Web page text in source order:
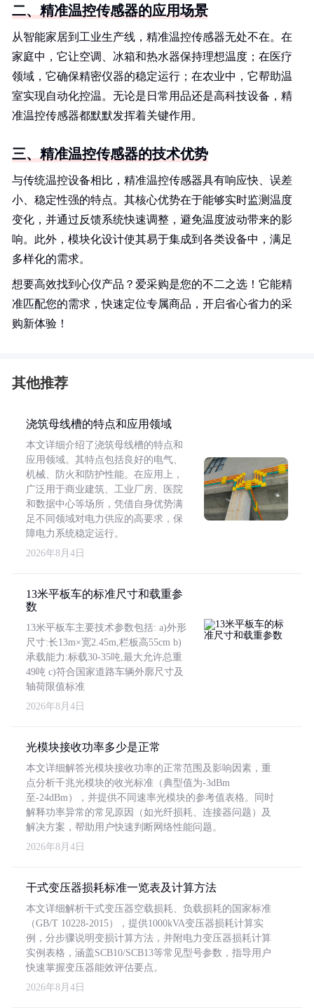
二、精准温控传感器的应用场景
从智能家居到工业生产线，精准温控传感器无处不在。在
家庭中，它让空调、冰箱和热水器保持理想温度；在医疗
领域，它确保精密仪器的稳定运行；在农业中，它帮助温
室实现自动化控温。无论是日常用品还是高科技设备，精
准温控传感器都默默发挥着关键作用。
三、精准温控传感器的技术优势
与传统温控设备相比，精准温控传感器具有响应快、误差
小、稳定性强的特点。其核心优势在于能够实时监测温度
变化，并通过反馈系统快速调整，避免温度波动带来的影
响。此外，模块化设计使其易于集成到各类设备中，满足
多样化的需求。
想要高效找到心仪产品？爱采购是您的不二之选！它能精
准匹配您的需求，快速定位专属商品，开启省心省力的采
购新体验！
其他推荐
浇筑母线槽的特点和应用领域
本文详细介绍了浇筑母线槽的特点和
应用领域。其特点包括良好的电气、
机械、防火和防护性能。在应用上，
广泛用于商业建筑、工业厂房、医院
和数据中心等场所，凭借自身优势满
足不同领域对电力供应的高要求，保
障电力系统稳定运行。
2026年8月4日
13米平板车的标准尺寸和载重参
数
13米平板车主要技术参数包括: a)外形
尺寸:长13m×宽2.45m,栏板高55cm b)
承载能力:标载30-35吨,最大允许总重
49吨 c)符合国家道路车辆外廓尺寸及
轴荷限值标准
2026年8月4日
光模块接收功率多少是正常
本文详细解答光模块接收功率的正常范围及影响因素，重
点分析千兆光模块的收光标准（典型值为-3dBm
至-24dBm），并提供不同速率光模块的参考值表格。同时
解释功率异常的常见原因（如光纤损耗、连接器问题）及
解决方案，帮助用户快速判断网络性能问题。
2026年8月4日
干式变压器损耗标准一览表及计算方法
本文详细解析干式变压器空载损耗、负载损耗的国家标准
（GB/T 10228-2015），提供1000kVA变压器损耗计算实
例，分步骤说明变损计算方法，并附电力变压器损耗计算
实例表格，涵盖SCB10/SCB13等常见型号参数，指导用户
快速掌握变压器能效评估要点。
2026年8月4日